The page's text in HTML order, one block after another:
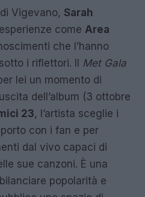
Vigevano, Sarah
come Area
che l’hanno
i riflettori. Il Met Gala
lei un momento di
dell’album (3 ottobre
23, l’artista sceglie i
con i fan e per
dal vivo capaci di
sue canzoni. È una
popolarità e